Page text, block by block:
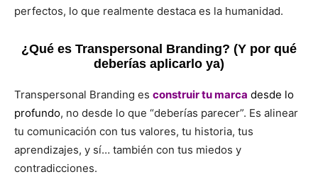
perfectos, lo que realmente destaca es la humanidad.
¿Qué es Transpersonal Branding? (Y por qué
deberías aplicarlo ya)
Transpersonal Branding es construir tu marca desde lo
profundo, no desde lo que “deberías parecer”. Es alinear
tu comunicación con tus valores, tu historia, tus
aprendizajes, y sí… también con tus miedos y
contradicciones.